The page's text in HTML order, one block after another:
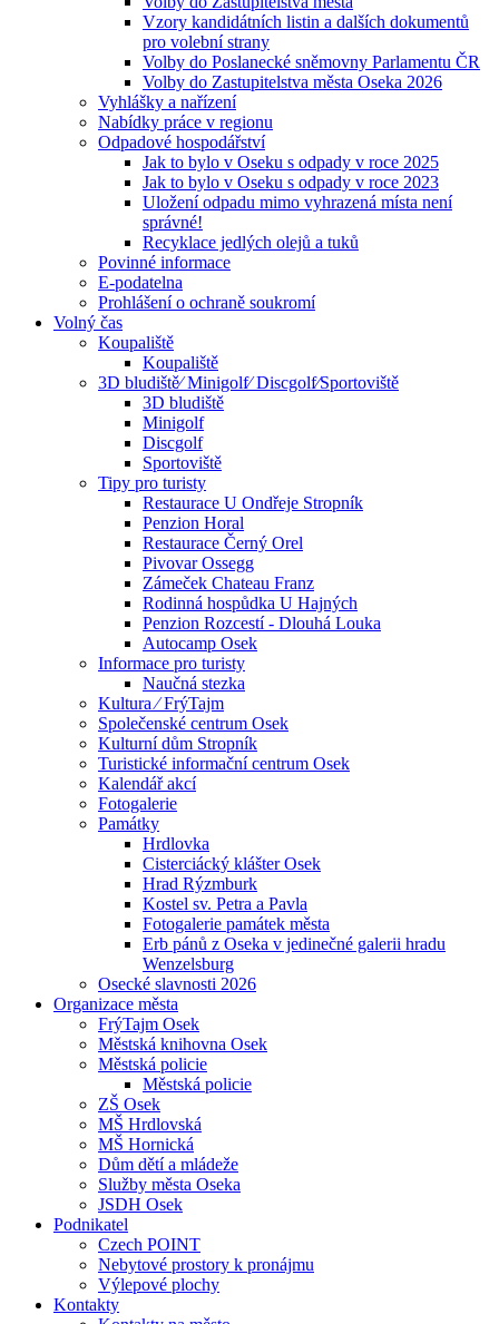
Vzory kandidátních listin a dalších dokumentů
pro volební strany
Volby do Poslanecké sněmovny Parlamentu ČR
Volby do Zastupitelstva města Oseka 2026
Vyhlášky a nařízení
Nabídky práce v regionu
Odpadové hospodářství
Jak to bylo v Oseku s odpady v roce 2025
Jak to bylo v Oseku s odpady v roce 2023
Uložení odpadu mimo vyhrazená místa není
správné!
Recyklace jedlých olejů a tuků
Povinné informace
E-podatelna
Prohlášení o ochraně soukromí
Volný čas
Koupaliště
Koupaliště
3D bludiště⁄ Minigolf⁄ Discgolf⁄Sportoviště
3D bludiště
Minigolf
Discgolf
Sportoviště
Tipy pro turisty
Restaurace U Ondřeje Stropník
Penzion Horal
Restaurace Černý Orel
Pivovar Ossegg
Zámeček Chateau Franz
Rodinná hospůdka U Hajných
Penzion Rozcestí - Dlouhá Louka
Autocamp Osek
Informace pro turisty
Naučná stezka
Kultura ⁄ FrýTajm
Společenské centrum Osek
Kulturní dům Stropník
Turistické informační centrum Osek
Kalendář akcí
Fotogalerie
Památky
Hrdlovka
Cisterciácký klášter Osek
Hrad Rýzmburk
Kostel sv. Petra a Pavla
Fotogalerie památek města
Erb pánů z Oseka v jedinečné galerii hradu
Wenzelsburg
Osecké slavnosti 2026
Organizace města
FrýTajm Osek
Městská knihovna Osek
Městská policie
Městská policie
ZŠ Osek
MŠ Hrdlovská
MŠ Hornická
Dům dětí a mládeže
Služby města Oseka
JSDH Osek
Podnikatel
Czech POINT
Nebytové prostory k pronájmu
Výlepové plochy
Kontakty